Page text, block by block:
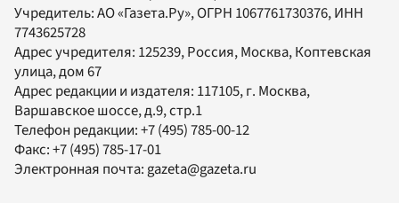
Учредитель:АО «Газета.Ру», ОГРН 1067761730376, ИНН
7743625728
Адрес учредителя: 125239, Россия, Москва, Коптевская
улица, дом 67
Адрес редакции и издателя: 117105, г. Москва,
Варшавское шоссе, д.9, стр.1
Телефон редакции:+7 (495) 785-00-12
Факс:+7 (495) 785-17-01
Электронная почта:gazeta@gazeta.ru